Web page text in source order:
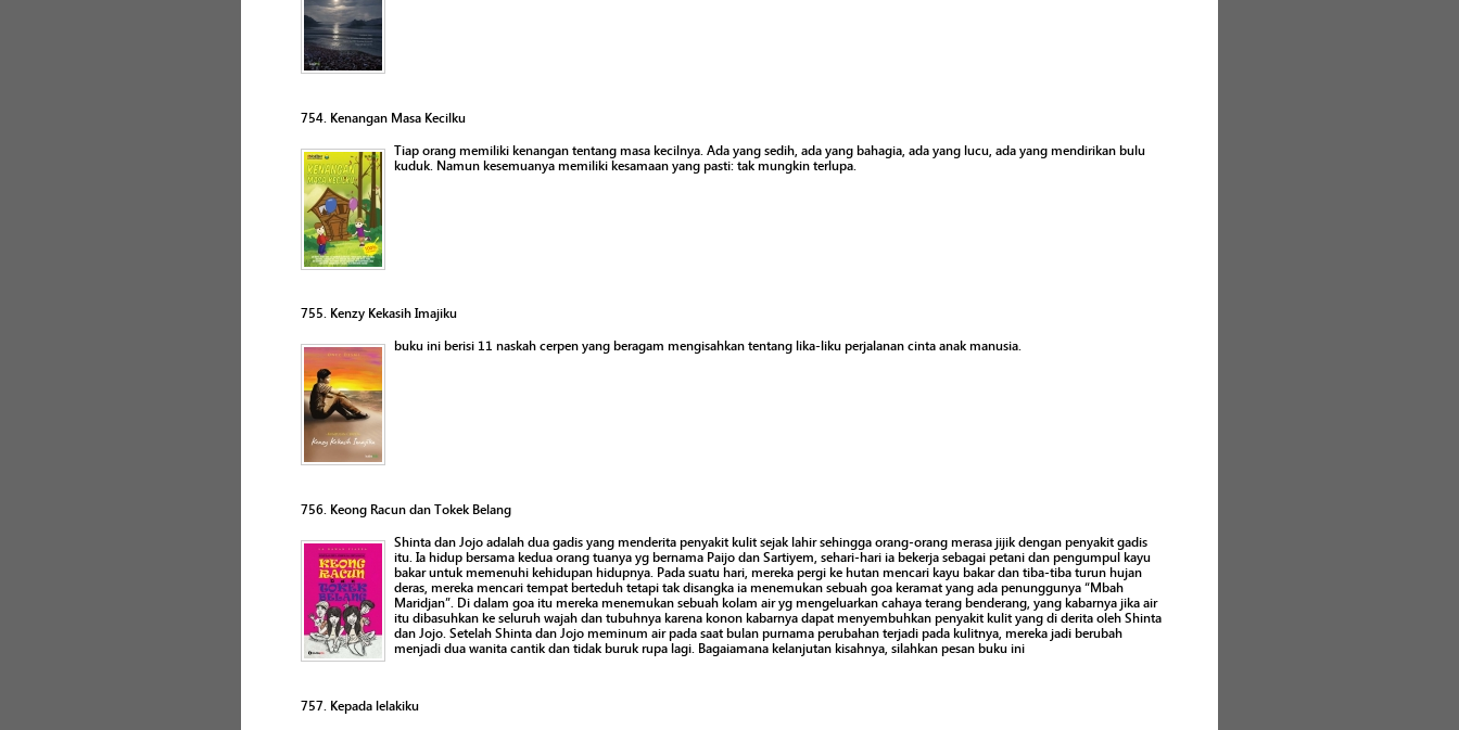
754. Kenangan Masa Kecilku
Tiap orang memiliki kenangan tentang masa kecilnya. Ada yang sedih, ada yang bahagia, ada yang lucu, ada yang mendirikan bulu
kuduk. Namun kesemuanya memiliki kesamaan yang pasti: tak mungkin terlupa.
755. Kenzy Kekasih Imajiku
buku ini berisi 11 naskah cerpen yang beragam mengisahkan tentang lika-liku perjalanan cinta anak manusia.
756. Keong Racun dan Tokek Belang
Shinta dan Jojo adalah dua gadis yang menderita penyakit kulit sejak lahir sehingga orang-orang merasa jijik dengan penyakit gadis
itu. Ia hidup bersama kedua orang tuanya yg bernama Paijo dan Sartiyem, sehari-hari ia bekerja sebagai petani dan pengumpul kayu
bakar untuk memenuhi kehidupan hidupnya. Pada suatu hari, mereka pergi ke hutan mencari kayu bakar dan tiba-tiba turun hujan
deras, mereka mencari tempat berteduh tetapi tak disangka ia menemukan sebuah goa keramat yang ada penunggunya “Mbah
Maridjan”. Di dalam goa itu mereka menemukan sebuah kolam air yg mengeluarkan cahaya terang benderang, yang kabarnya jika air
itu dibasuhkan ke seluruh wajah dan tubuhnya karena konon kabarnya dapat menyembuhkan penyakit kulit yang di derita oleh Shinta
dan Jojo. Setelah Shinta dan Jojo meminum air pada saat bulan purnama perubahan terjadi pada kulitnya, mereka jadi berubah
menjadi dua wanita cantik dan tidak buruk rupa lagi. Bagaiamana kelanjutan kisahnya, silahkan pesan buku ini
757. Kepada lelakiku